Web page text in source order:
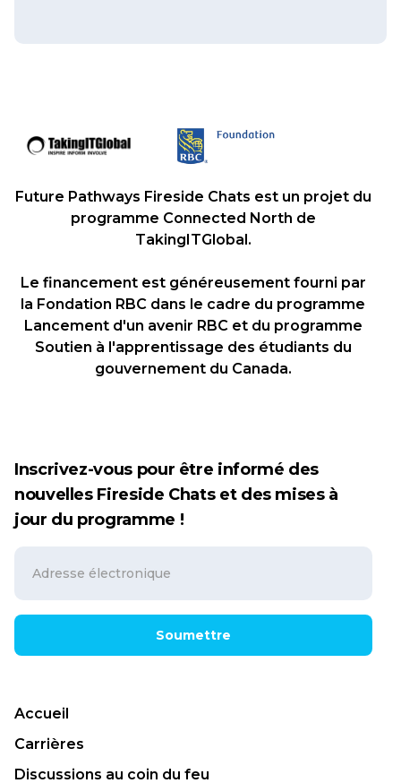
Future Pathways Fireside Chats est un projet du
programme Connected North de
TakingITGlobal.
Le financement est généreusement fourni par
la Fondation RBC dans le cadre du programme
Lancement d'un avenir RBC et du programme
Soutien à l'apprentissage des étudiants du
gouvernement du Canada.
Inscrivez-vous pour être informé des
nouvelles Fireside Chats et des mises à
jour du programme !
Soumettre
Accueil
Carrières
Discussions au coin du feu